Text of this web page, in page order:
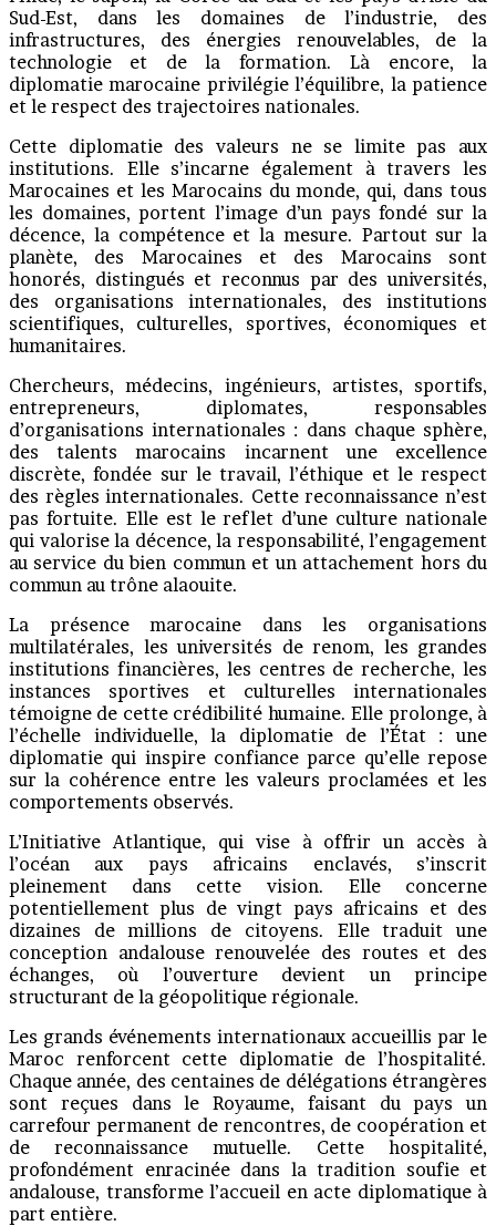
Sud-Est, dans les domaines de l’industrie, des
infrastructures, des énergies renouvelables, de la
technologie et de la formation. Là encore, la
diplomatie marocaine privilégie l’équilibre, la patience
et le respect des trajectoires nationales.
Cette diplomatie des valeurs ne se limite pas aux
institutions. Elle s’incarne également à travers les
Marocaines et les Marocains du monde, qui, dans tous
les domaines, portent l’image d’un pays fondé sur la
décence, la compétence et la mesure. Partout sur la
planète, des Marocaines et des Marocains sont
honorés, distingués et reconnus par des universités,
des organisations internationales, des institutions
scientifiques, culturelles, sportives, économiques et
humanitaires.
Chercheurs, médecins, ingénieurs, artistes, sportifs,
entrepreneurs, diplomates, responsables
d’organisations internationales : dans chaque sphère,
des talents marocains incarnent une excellence
discrète, fondée sur le travail, l’éthique et le respect
des règles internationales. Cette reconnaissance n’est
pas fortuite. Elle est le reflet d’une culture nationale
qui valorise la décence, la responsabilité, l’engagement
au service du bien commun et un attachement hors du
commun au trône alaouite.
La présence marocaine dans les organisations
multilatérales, les universités de renom, les grandes
institutions financières, les centres de recherche, les
instances sportives et culturelles internationales
témoigne de cette crédibilité humaine. Elle prolonge, à
l’échelle individuelle, la diplomatie de l’État : une
diplomatie qui inspire confiance parce qu’elle repose
sur la cohérence entre les valeurs proclamées et les
comportements observés.
L’Initiative Atlantique, qui vise à offrir un accès à
l’océan aux pays africains enclavés, s’inscrit
pleinement dans cette vision. Elle concerne
potentiellement plus de vingt pays africains et des
dizaines de millions de citoyens. Elle traduit une
conception andalouse renouvelée des routes et des
échanges, où l’ouverture devient un principe
structurant de la géopolitique régionale.
Les grands événements internationaux accueillis par le
Maroc renforcent cette diplomatie de l’hospitalité.
Chaque année, des centaines de délégations étrangères
sont reçues dans le Royaume, faisant du pays un
carrefour permanent de rencontres, de coopération et
de reconnaissance mutuelle. Cette hospitalité,
profondément enracinée dans la tradition soufie et
andalouse, transforme l’accueil en acte diplomatique à
part entière.